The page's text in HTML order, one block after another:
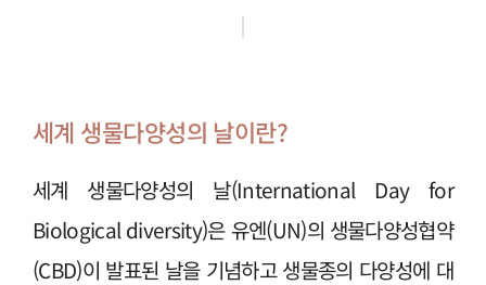
세계 생물다양성의 날이란?
세계 생물다양성의 날(International Day for
Biological diversity)은 유엔(UN)의 생물다양성협약
(CBD)이 발표된 날을 기념하고 생물종의 다양성에 대